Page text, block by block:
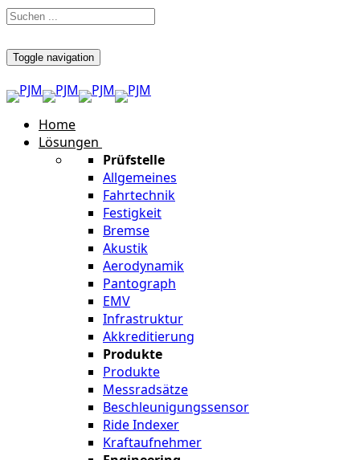
Toggle navigation
Home
Lösungen
Prüfstelle
Allgemeines
Fahrtechnik
Festigkeit
Bremse
Akustik
Aerodynamik
Pantograph
EMV
Infrastruktur
Akkreditierung
Produkte
Produkte
Messradsätze
Beschleunigungssensor
Ride Indexer
Kraftaufnehmer